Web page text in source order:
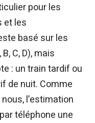
pour les
et les
basé sur les
C, D), mais
: un train tardif ou
de nuit. Comme
l’estimation
téléphone une